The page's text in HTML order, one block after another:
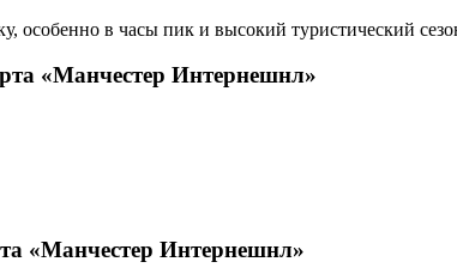
особенно в часы пик и высокий туристический
«Манчестер Интернешнл»
«Манчестер Интернешнл»